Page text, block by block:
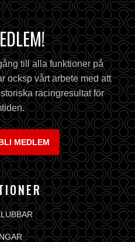
till alla funktioner på
ocksp vårt arbete med att
racingresultat för
MEDLEM